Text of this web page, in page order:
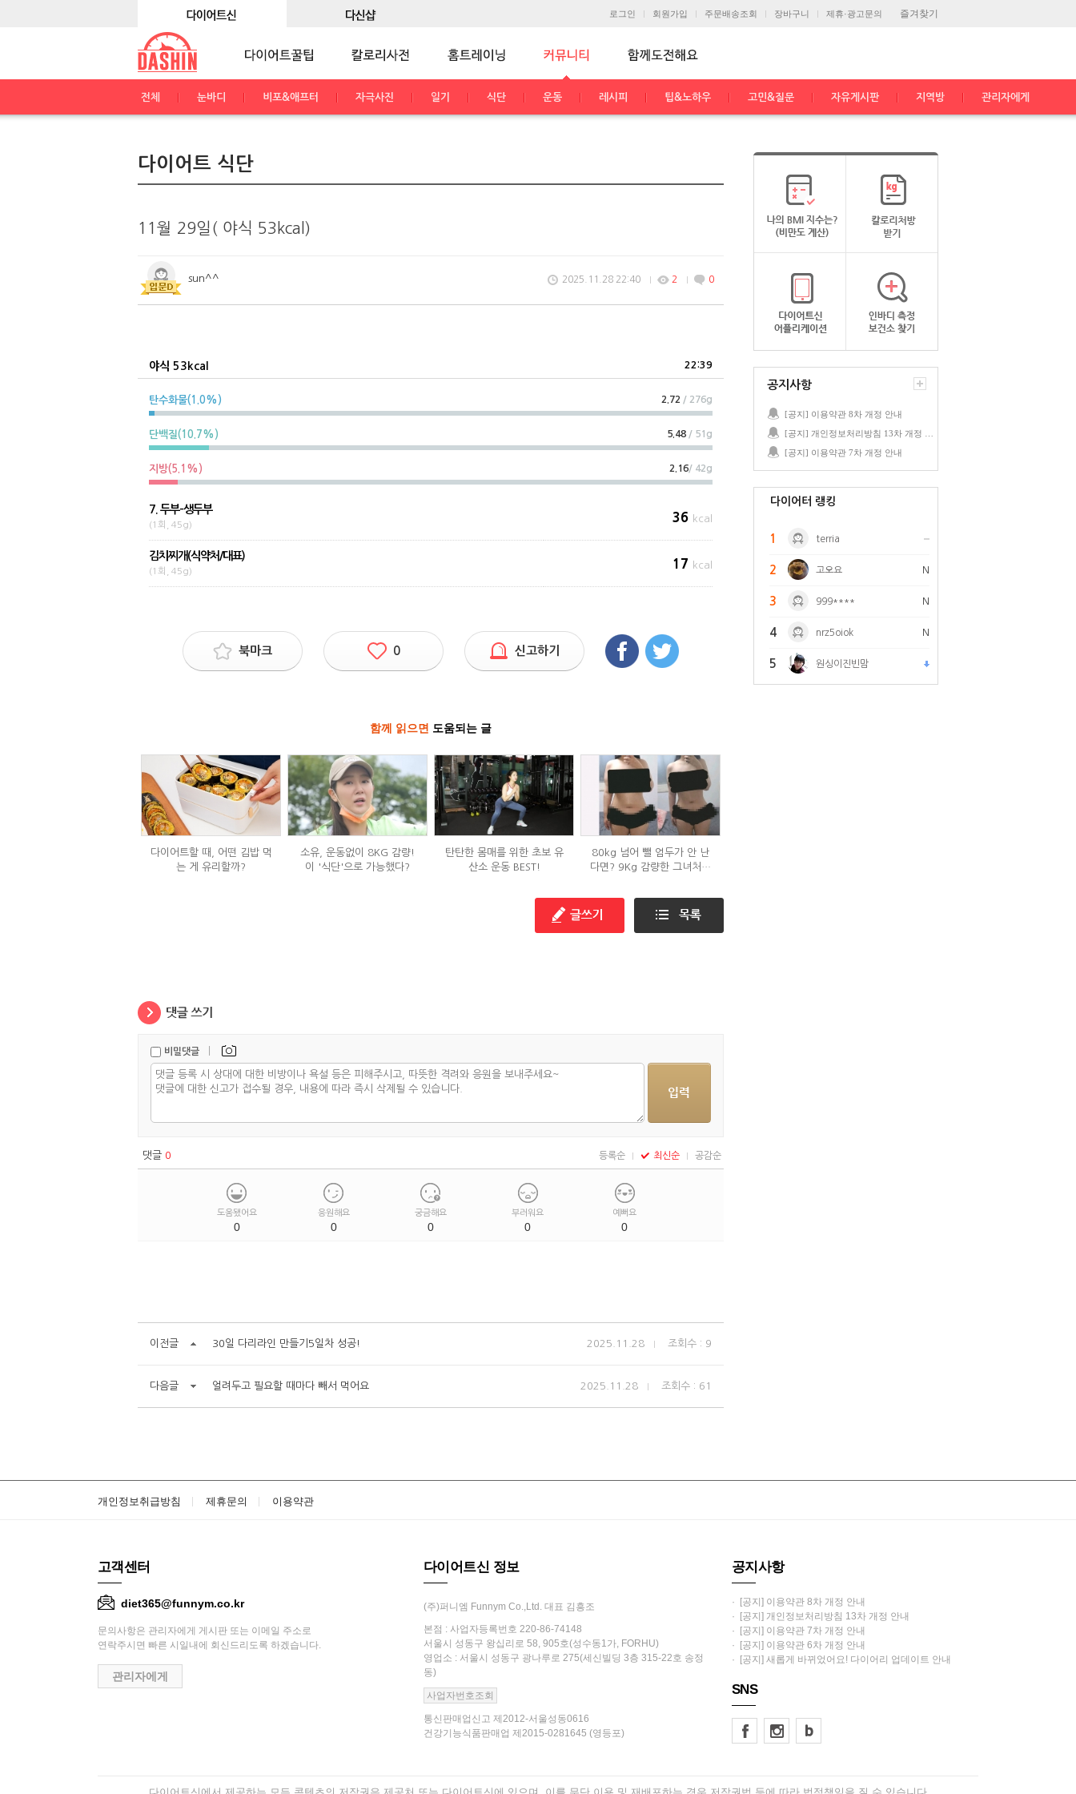
즐겨찾기
로그인 회원가입 주문배송조회 장바구니 제휴·광고문의
전체 눈바디 비포&애프터 자극사진 일기 식단 운동 레시피 팁&노하우 고민&질문 자유게시판 지역방 관리자에게
다이어트 식단
11월 29일( 야식 53kcal)
sun^^ 2025.11.28 22:40 2 0
야식 53kcal 22:39
탄수화물(1.0%) 2.72 / 276g
단백질(10.7%) 5.48 / 51g
지방(5.1%) 2.16/ 42g
7. 두부-생두부
(1회, 45g)
36 kcal
김치찌개(식약처/대표)
(1회, 45g)
17 kcal
북마크 0 신고하기
함께 읽으면 도움되는 글
다이어트할 때, 어떤 김밥 먹
는 게 유리할까?
소유, 운동없이 8KG 감량!
이 '식단'으로 가능했다?
탄탄한 몸매를 위한 초보 유
산소 운동 BEST!
80kg 넘어 뺄 엄두가 안 난
다면? 9Kg 감량한 그녀처럼
비밀댓글 |
댓글 0 등록순 최신순 공감순
도움됐어요
0
응원해요
0
궁금해요
0
부러워요
0
예뻐요
0
이전글 30일 다리라인 만들기5일차 성공! 2025.11.28 조회수 : 9
다음글 얼려두고 필요할 때마다 빼서 먹어요 2025.11.28 조회수 : 61
공지사항
[공지] 이용약관 8차 개정 안내
[공지] 이용약관 7차 개정 안내
다이어터 랭킹
1 terria
2 고오요 N
3 999**** N
4 nrz5oiok N
5 원싱이진빈맘
개인정보취급방침 제휴문의 이용약관
고객센터
diet365@funnym.co.kr
문의사항은 관리자에게 게시판 또는 이메일 주소로
연락주시면 빠른 시일내에 회신드리도록 하겠습니다.
관리자에게
다이어트신 정보
(주)퍼니엠 Funnym Co.,Ltd. 대표 김흥조
본점 : 사업자등록번호 220-86-74148
서울시 성동구 왕십리로 58, 905호(성수동1가, FORHU)
영업소 : 서울시 성동구 광나루로 275(세신빌딩 3층 315-22호 송정
동)
사업자번호조회
통신판매업신고 제2012-서울성동0616
건강기능식품판매업 제2015-0281645 (영등포)
공지사항
· [공지] 이용약관 8차 개정 안내
· [공지] 개인정보처리방침 13차 개정 안내
· [공지] 이용약관 7차 개정 안내
· [공지] 이용약관 6차 개정 안내
· [공지] 새롭게 바뀌었어요! 다이어리 업데이트 안내
SNS